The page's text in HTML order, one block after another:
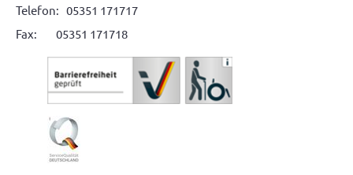
Telefon: 05351 171717
Fax: 05351 171718